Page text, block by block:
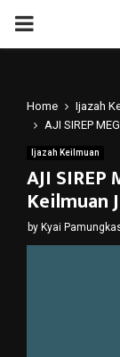
PRIMARY
Home
Ijazah
AJI SIREP
Ijazah Keilmuan
AJI SIREP
Keilmuan
by Kyai